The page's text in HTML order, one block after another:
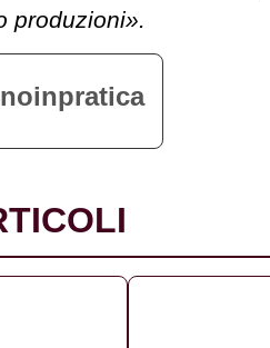
produzioni».